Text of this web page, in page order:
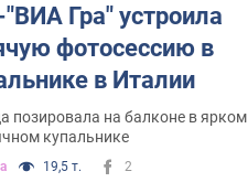
Гра" устроила
фотосессию в
в Италии
позировала на балконе в ярком
купальнике
19,5 т. 2